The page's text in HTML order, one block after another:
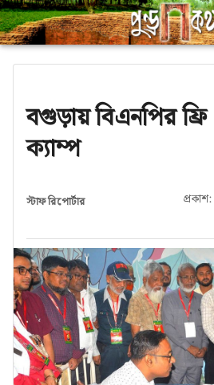
বগুড়ায় বিএনপির
ক্যাম্প
স্টাফ রিপোর্টার